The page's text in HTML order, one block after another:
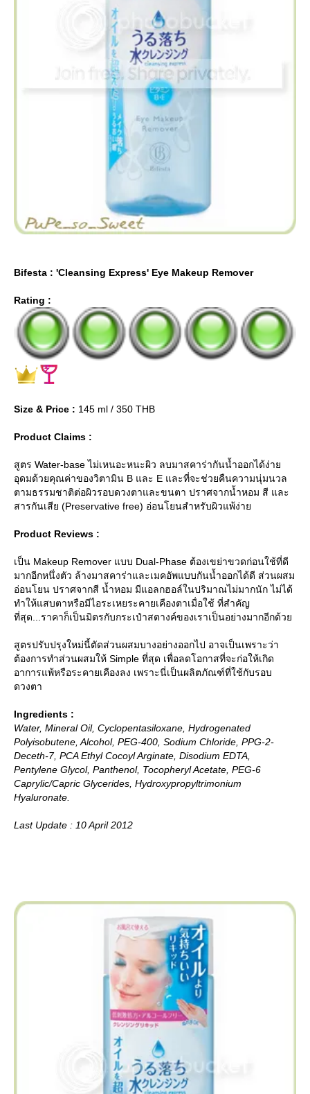
Bifesta : 'Cleansing Express' Eye Makeup Remover
Rating :
Size & Price : 145 ml / 350 THB
Product Claims :
สูตร Water-base ไม่เหนอะหนะผิว ลบมาสคาร่ากันน้ำออกได้ง่า
อุดมด้วยคุณค่าของวิตามิน B และ E และที่จะช่วยคืนความนุ่มนวล
ตามธรรมชาติต่อผิวรอบดวงตาและขนตา ปราศจากน้ำหอม สี และ
สารกันเสีย (Preservative free) อ่อนโยนสำหรับผิวแพ้ง่า
Product Reviews :
เป็น Makeup Remover แบบ Dual-Phase ต้องเขย่าขวดก่อนใช้ที่ดี
มากอีกหนึ่งตัว ล้างมาสคาร่าและเมคอัพแบบกันน้ำออกได้ดี ส่วนผสม
อ่อนโยน ปราศจากสี น้ำหอม มีแอลกฮอล์ในปริมาณไม่มากนัก ไม่ได้
ทำให้แสบตาหรือมีไอระเหยระคายเคืองตาเมื่อใช้ ที่สำคัญ
ที่สุด...ราคาก็เป็นมิตรกับกระเป๋าสตางค์ของเราเป็นอย่างมากอีกด้ว
สูตรปรับปรุงใหม่นี้ตัดส่วนผสมบางอย่างออกไป อาจเป็นเพราะว่า
ต้องการทำส่วนผสมให้ Simple ที่สุด เพื่อลดโอกาสที่จะก่อให้เกิด
อาการแพ้หรือระคายเคืองลง เพราะนี่เป็นผลิตภัณฑ์ที่ใช้กับรอบ
ดวงตา
Ingredients :
Water, Mineral Oil, Cyclopentasiloxane, Hydrogenated
Polyisobutene, Alcohol, PEG-400, Sodium Chloride, PPG-2-
Deceth-7, PCA Ethyl Cocoyl Arginate, Disodium EDTA,
Pentylene Glycol, Panthenol, Tocopheryl Acetate, PEG-6
Caprylic/Capric Glycerides, Hydroxypropyltrimonium
Hyaluronate.
Last Update : 10 April 2012